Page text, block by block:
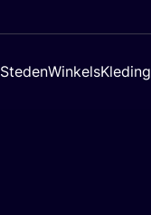
StedenWinkelsKleding